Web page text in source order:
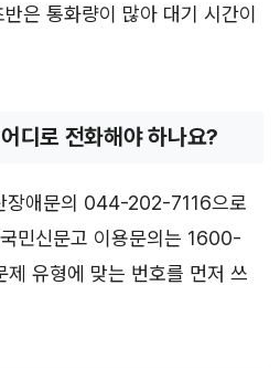
은 통화량이 많아 대기 시간이
디로 전화해야 하나요?
장애문의 044-202-7116으로
민신문고 이용문의는 1600-
유형에 맞는 번호를 먼저 쓰